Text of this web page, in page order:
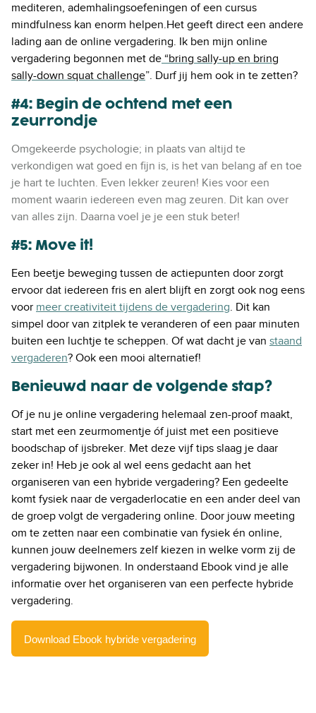
mediteren, ademhalingsoefeningen of een cursus
mindfulness kan enorm helpen.Het geeft direct een andere
lading aan de online vergadering. Ik ben mijn online
vergadering begonnen met de “bring sally-up en bring
sally-down squat challenge”. Durf jij hem ook in te zetten?
#4: Begin de ochtend met een
zeurrondje
Omgekeerde psychologie; in plaats van altijd te
verkondigen wat goed en fijn is, is het van belang af en toe
je hart te luchten. Even lekker zeuren! Kies voor een
moment waarin iedereen even mag zeuren. Dit kan over
van alles zijn. Daarna voel je je een stuk beter!
#5: Move it!
Een beetje beweging tussen de actiepunten door zorgt
ervoor dat iedereen fris en alert blijft en zorgt ook nog eens
voor meer creativiteit tijdens de vergadering. Dit kan
simpel door van zitplek te veranderen of een paar minuten
buiten een luchtje te scheppen. Of wat dacht je van staand
vergaderen? Ook een mooi alternatief!
Benieuwd naar de volgende stap?
Of je nu je online vergadering helemaal zen-proof maakt,
start met een zeurmomentje óf juist met een positieve
boodschap of ijsbreker. Met deze vijf tips slaag je daar
zeker in! Heb je ook al wel eens gedacht aan het
organiseren van een hybride vergadering? Een gedeelte
komt fysiek naar de vergaderlocatie en een ander deel van
de groep volgt de vergadering online. Door jouw meeting
om te zetten naar een combinatie van fysiek én online,
kunnen jouw deelnemers zelf kiezen in welke vorm zij de
vergadering bijwonen. In onderstaand Ebook vind je alle
informatie over het organiseren van een perfecte hybride
vergadering.
Download Ebook hybride vergadering